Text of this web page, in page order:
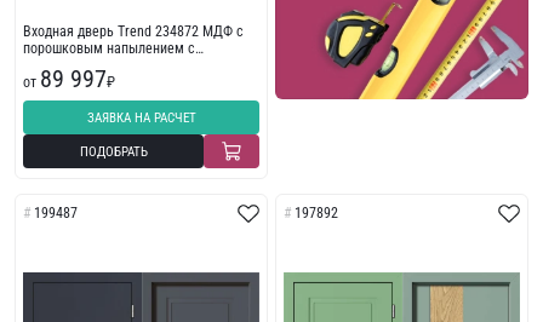
Входная дверь Trend 234872 МДФ с
порошковым напылением с
от 89 997₽
ЗАЯВКА НА РАСЧЕТ
ПОДОБРАТЬ
199487 197892